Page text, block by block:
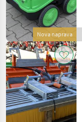
Nova naprava